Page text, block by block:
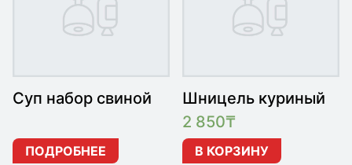
Суп набор свиной
ПОДРОБНЕЕ
Шницель куриный
2 850₸
В КОРЗИНУ